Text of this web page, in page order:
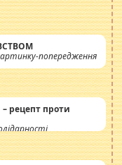
попередження
– рецепт проти